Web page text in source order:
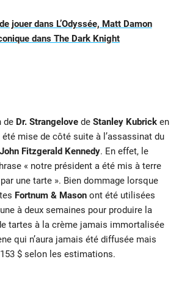
jouer dans L’Odyssée, Matt Damon
dans The Dark Knight
de Dr. Strangelove de Stanley Kubrick en
été mise de côté suite à l’assassinat du
John Fitzgerald Kennedy. En effet, le
« notre président a été mis à terre
une tarte ». Bien dommage lorsque
Fortnum & Mason ont été utilisées
à deux semaines pour produire la
tartes à la crème jamais immortalisée
qui n’aura jamais été diffusée mais
$ selon les estimations.